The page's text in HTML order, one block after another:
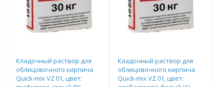
Кладочный раствор для
облицовочного кирпича
Quick-mix VZ 01, цвет:
Кладочный раствор для
облицовочного кирпича
Quick-mix VZ 01, цвет: